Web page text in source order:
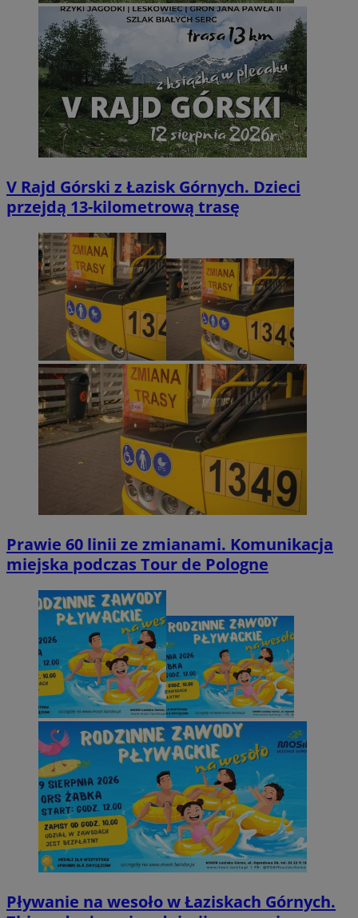
V Rajd Górski z Łazisk Górnych. Dzieci
przejdą 13-kilometrową trasę
Prawie 60 linii ze zmianami. Komunikacja
miejska podczas Tour de Pologne
Pływanie na wesoło w Łaziskach Górnych.